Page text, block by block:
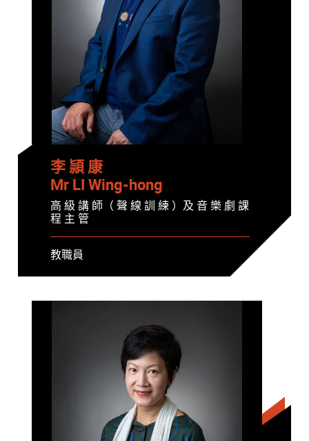
李 頴 康
Mr LI Wing-hong
高 級 講 師（ 聲 線 訓 練 ）及 音 樂 劇 課
程 主 管
教職員